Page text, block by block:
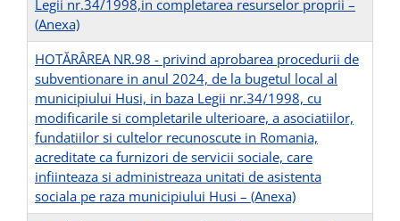
Legii nr.34/1998,in completarea resurselor proprii –
(Anexa)
HOTĂRÂREA NR.98 - privind aprobarea procedurii de
subventionare in anul 2024, de la bugetul local al
municipiului Husi, in baza Legii nr.34/1998, cu
modificarile si completarile ulterioare, a asociatiilor,
fundatiilor si cultelor recunoscute in Romania,
acreditate ca furnizori de servicii sociale, care
infiinteaza si administreaza unitati de asistenta
sociala pe raza municipiului Husi – (Anexa)